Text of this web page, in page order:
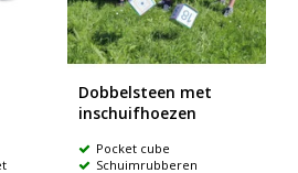
Dobbelsteen met
inschuifhoezen
Pocket cube
Schuimrubberen